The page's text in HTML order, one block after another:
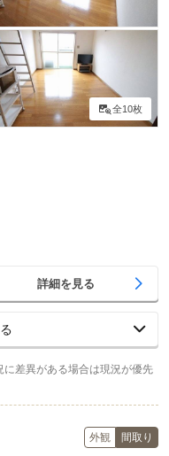
全10枚
詳細を見る
差異がある場合は現況が優先
外観 間取り